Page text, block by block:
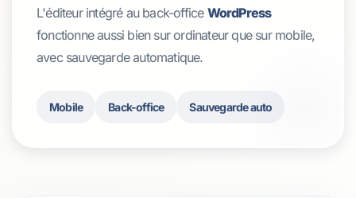
L'éditeur intégré au back-office WordPress
fonctionne aussi bien sur ordinateur que sur mobile,
avec sauvegarde automatique.
Mobile Back-office Sauvegarde auto